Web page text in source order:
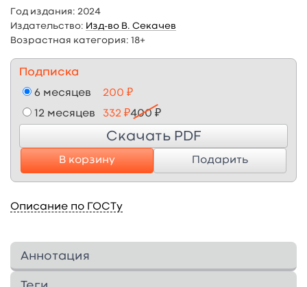
Год издания: 2024
Издательство: Изд-во В. Секачев
Возрастная категория: 18+
Подписка
6 месяцев 200 ₽
12 месяцев 332 ₽400 ₽
Скачать PDF
В корзину Подарить
Описание по ГОСТу
Аннотация
Пособие предназначено для работы со